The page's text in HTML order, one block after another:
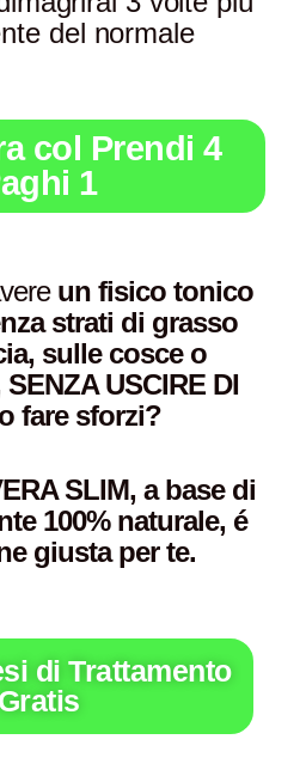
del normale
col Prendi 4
1
un fisico tonico
strati di grasso
sulle cosce o
USCIRE DI
fare sforzi?
SLIM, a base di
100% naturale, é
giusta per te.
di Trattamento
Gratis